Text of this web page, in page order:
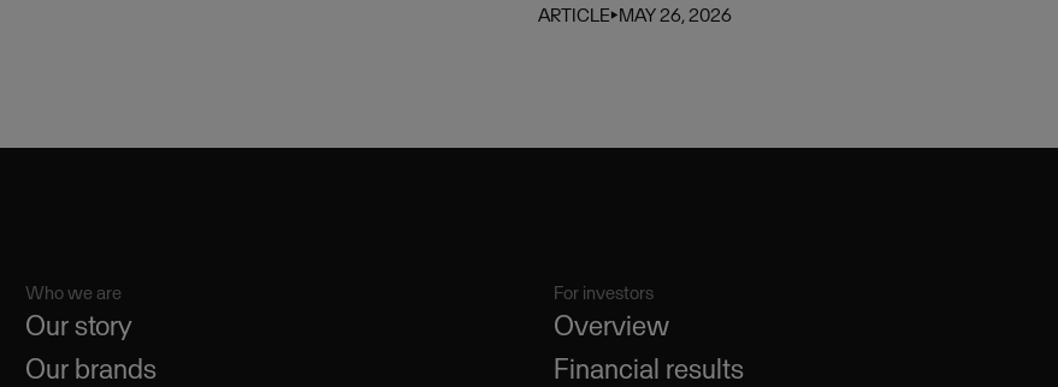
ARTICLE⏵MAY 26, 2026
Who we are
Our story
Our brands
For investors
Overview
Financial results